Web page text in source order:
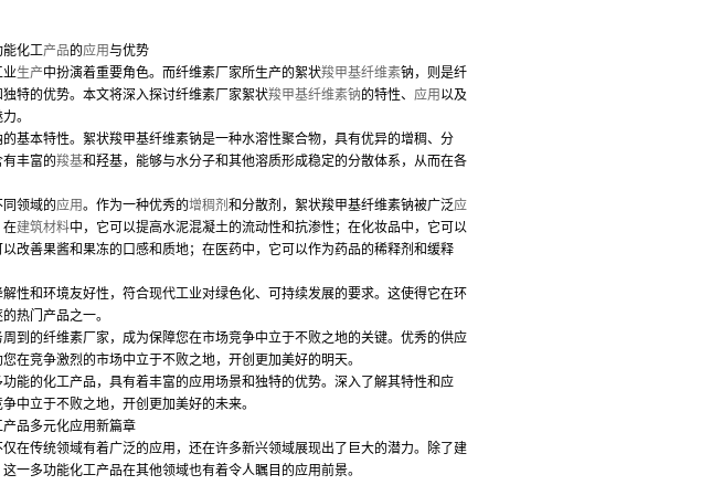
能化工产品的应用与优势
业生产中扮演着重要角色。而纤维素厂家所生产的絮状羧甲基纤维素钠，则是纤
独特的优势。本文将深入探讨纤维素厂家絮状羧甲基纤维素钠的特性、 应用 以及
。
基本特性。絮状羧甲基纤维素钠是一种水溶性聚合物，具有优异的增稠、分
有丰富的羧基和羟基，能够与水分子和其他溶质形成稳定的分散体系，从而在各
领域的应用。作为一种优秀的增稠剂 和分散剂，絮状羧甲基纤维素钠被广泛应
在建筑材料中，它可以提高水泥混凝土的流动性和抗渗性；在化妆品中，它可以
改善果酱和果冻的口感和质地；在医药中，它可以作为药品的稀释剂和缓释
性和环境友好性，符合现代工业对绿色化、可持续发展的要求。这使得它在环
热门产品之一。
到的纤维素厂家，成为保障您在市场竞争中立于不败之地的关键。优秀的供应
在竞争激烈的市场中立于不败之地，开创更加美好的明天。
能的化工产品，具有着丰富的应用场景和独特的优势。深入了解其特性和应
中立于不败之地，开创更加美好的未来。
品多元化应用新篇章
在传统领域有着广泛的应用，还在许多新兴领域展现出了巨大的潜力。除了建
一多功能化工产品在其他领域也有着令人瞩目的应用前景。